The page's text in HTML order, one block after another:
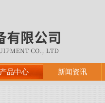
品中心 新闻资讯